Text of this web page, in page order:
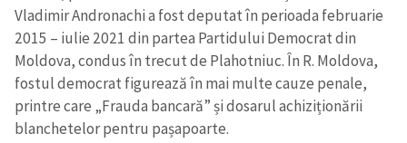
Vladimir Andronachi a fost deputat în perioada februarie
2015 – iulie 2021 din partea Partidului Democrat din
Moldova, condus în trecut de Plahotniuc. În R. Moldova,
fostul democrat figurează în mai multe cauze penale,
printre care „Frauda bancară” și dosarul achiziționării
blanchetelor pentru pașapoarte.